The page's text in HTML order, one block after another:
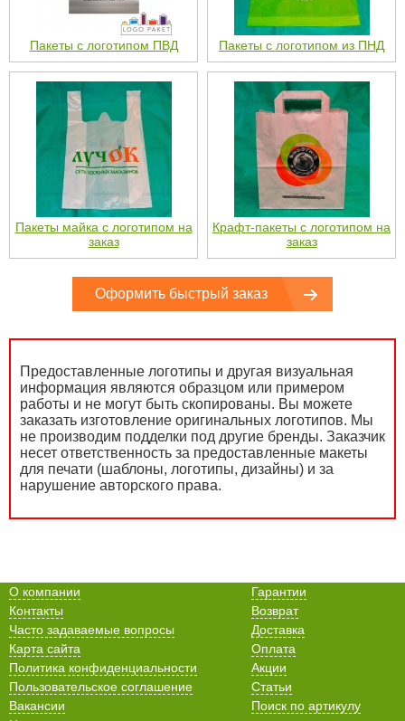
Пакеты с логотипом ПВД Пакеты с логотипом из ПНД
Пакеты майка с логотипом на
заказ
Крафт-пакеты с логотипом на
заказ
Оформить быстрый заказ
Предоставленные логотипы и другая визуальная
информация являются образцом или примером
работы и не могут быть скопированы. Вы можете
заказать изготовление оригинальных логотипов. Мы
не производим подделки под другие бренды. Заказчик
несет ответственность за предоставленные макеты
для печати (шаблоны, логотипы, дизайны) и за
нарушение авторского права.
Гарантии
Возврат
Доставка
Оплата
Акции
Статьи
Поиск по артикулу
О компании
Контакты
Часто задаваемые вопросы
Карта сайта
Политика конфиденциальности
Пользовательское соглашение
Вакансии